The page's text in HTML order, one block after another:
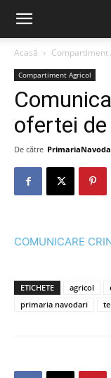
Acasă Compartiment
Compartiment Agricol
ofertei
De către
COMUNICARE
ETICHETE agricol
primaria navodari